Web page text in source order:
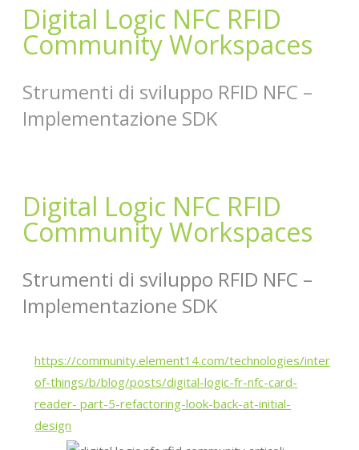
Digital Logic NFC RFID
Community Workspaces
Strumenti di sviluppo RFID NFC –
Implementazione SDK
Digital Logic NFC RFID
Community Workspaces
Strumenti di sviluppo RFID NFC –
Implementazione SDK
https://community.element14.com/technologies/internet-
of-things/b/blog/posts/digital-logic-fr-nfc-card-
reader- part-5-refactoring-look-back-at-initial-
design